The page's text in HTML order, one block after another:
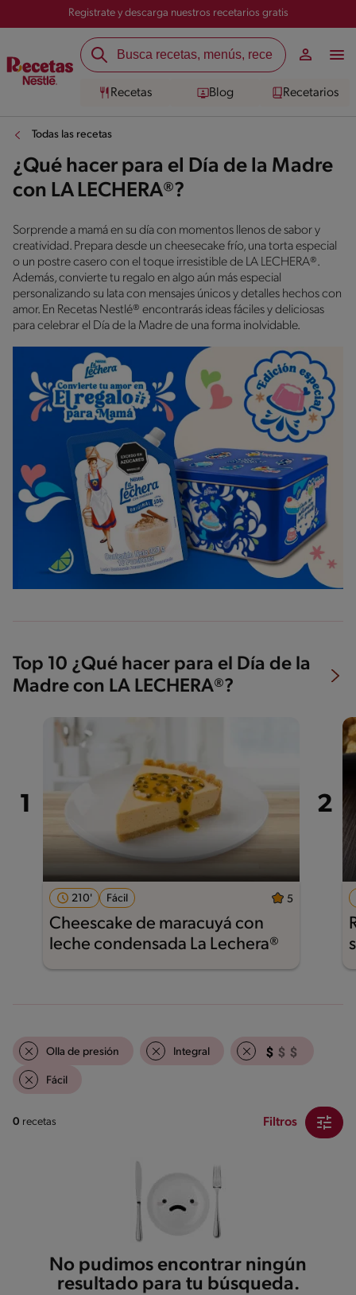
Registrate y descarga nuestros recetarios gratis
Recetas Blog Recetarios
Todas las recetas
¿Qué hacer para el Día de la Madre
con LA LECHERA®?
Sorprende a mamá en su día con momentos llenos de sabor y
creatividad. Prepara desde un cheesecake frío, una torta especial
o un postre casero con el toque irresistible de LA LECHERA®.
Además, convierte tu regalo en algo aún más especial
personalizando su lata con mensajes únicos y detalles hechos con
amor. En Recetas Nestlé® encontrarás ideas fáciles y deliciosas
para celebrar el Día de la Madre de una forma inolvidable.
Top 10 ¿Qué hacer para el Día de la
Madre con LA LECHERA®?
210' Fácil 5
Cheescake de maracuyá con
leche condensada La Lechera®
Olla de presión Integral
Fácil
0 recetas Filtros
No pudimos encontrar ningún
resultado para tu búsqueda.